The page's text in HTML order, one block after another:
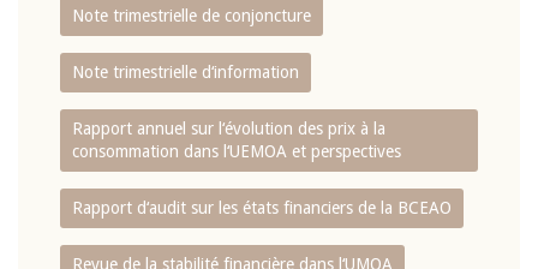
Note trimestrielle de conjoncture
Note trimestrielle d‘information
Rapport annuel sur l‘évolution des prix à la
consommation dans l‘UEMOA et perspectives
Rapport d‘audit sur les états financiers de la BCEAO
Revue de la stabilité financière dans l‘UMOA